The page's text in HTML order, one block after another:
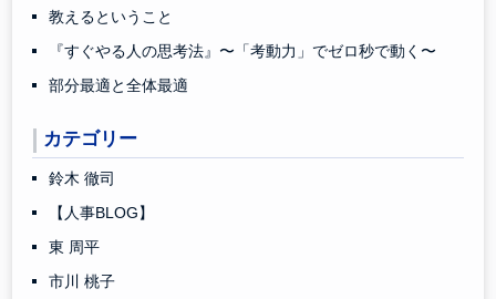
教えるということ
『すぐやる人の思考法』〜「考動力」でゼロ秒で動く〜
部分最適と全体最適
カテゴリー
鈴木 徹司
【人事BLOG】
東 周平
市川 桃子